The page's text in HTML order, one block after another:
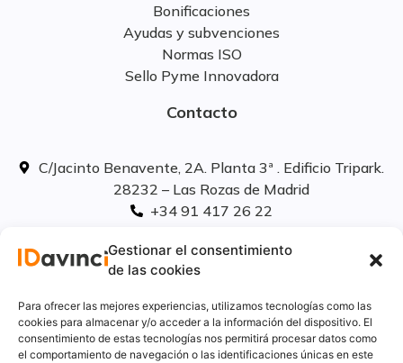
Gestionar el consentimiento
de las cookies
Para ofrecer las mejores experiencias, utilizamos tecnologías como las
cookies para almacenar y/o acceder a la información del dispositivo. El
consentimiento de estas tecnologías nos permitirá procesar datos como
el comportamiento de navegación o las identificaciones únicas en este
Bonificaciones
Ayudas y subvenciones
Normas ISO
Sello Pyme Innovadora
Contacto
C/Jacinto Benavente, 2A. Planta 3ª . Edificio Tripark.
28232 – Las Rozas de Madrid
+34 91 417 26 22
linkedIn
Aviso Legal